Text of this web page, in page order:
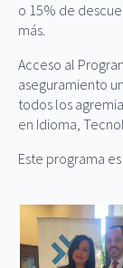
o 15% de
más.
Acceso al
aseguramiento
todos los
en Idioma,
Este programa